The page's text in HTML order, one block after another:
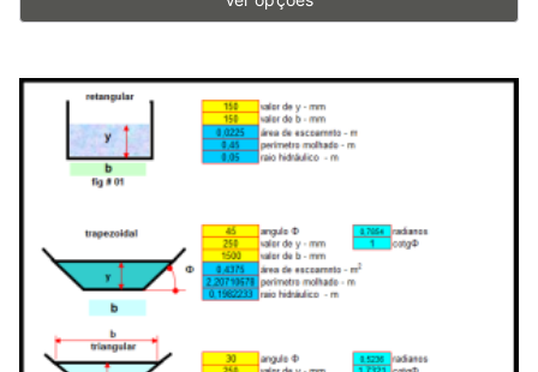
produto
várias
variantes.
opções
podem
escolhidas